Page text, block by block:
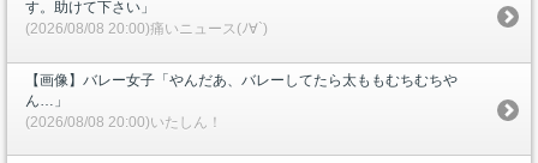
す。助けて下さい」
(2026/08/08 20:00)痛いニュース(ﾉ∀`)
【画像】バレー女子「やんだあ、バレーしてたら太ももむちむちや
ん…」
(2026/08/08 20:00)いたしん！